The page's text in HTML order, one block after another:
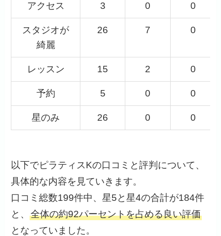
アクセス 3 0 0
スタジオが
綺麗
26 7 0
レッスン 15 2 0
予約 5 0 0
星のみ 26 0 0
以下でピラティスKの口コミと評判について、
具体的な内容を見ていきます。
口コミ総数199件中、星5と星4の合計が184件
と、全体の約92パーセントを占める良い評価
となっていました。